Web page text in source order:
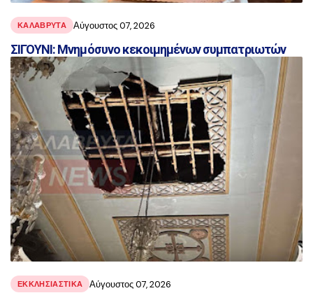
ΚΑΛΑΒΡΥΤΑ Αύγουστος 07, 2026
ΣΙΓΟΥΝΙ: Μνημόσυνο κεκοιμημένων συμπατριωτών
ΕΚΚΛΗΣΙΑΣΤΙΚΑ Αύγουστος 07, 2026